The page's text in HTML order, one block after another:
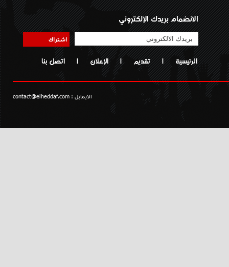
الانضمام بريدك الإلكتروني
اشتراك
الرئيسية | تقديم | الإعلان | اتصل بنا
الايمايل : contact@elheddaf.com